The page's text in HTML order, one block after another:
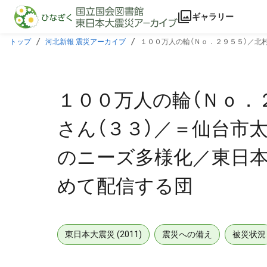
本文に飛ぶ
ギャラリー
トップ 河北新報 震災アーカイブ
１００万人の輪（Ｎｏ．２９５５）／
１００万人の輪（Ｎｏ．
さん（３３）／＝仙台
のニーズ多様化／東日
めて配信する団
東日本大震災 (2011) 震災への備え 被災状況